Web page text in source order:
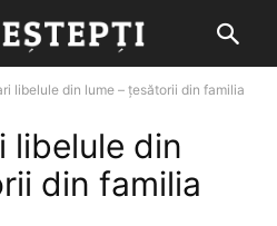
libelule din lume – țesătorii din familia
libelule din
din familia